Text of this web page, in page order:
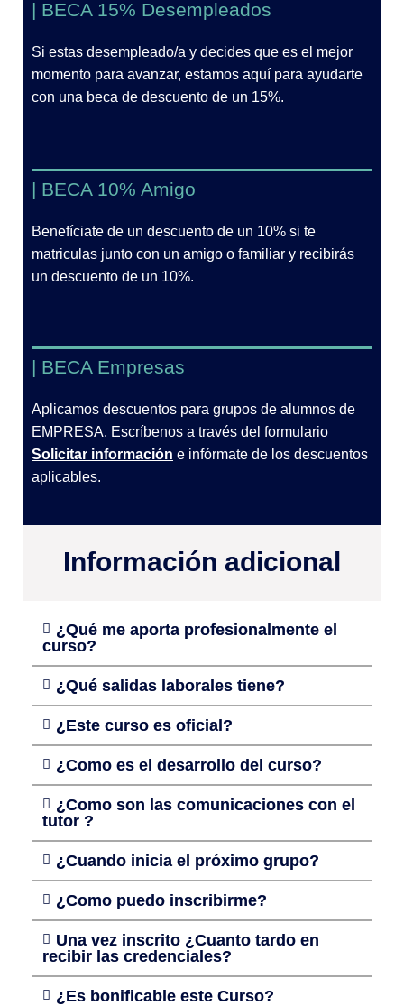
| BECA 15% Desempleados
Si estas desempleado/a y decides que es el mejor
momento para avanzar, estamos aquí para ayudarte
con una beca de descuento de un 15%.
| BECA 10% Amigo
Benefíciate de un descuento de un 10% si te
matriculas junto con un amigo o familiar y recibirás
un descuento de un 10%.
| BECA Empresas
Aplicamos descuentos para grupos de alumnos de
EMPRESA. Escríbenos a través del formulario
Solicitar información e infórmate de los descuentos
aplicables.
Información adicional
¿Qué me aporta profesionalmente el
curso?
¿Qué salidas laborales tiene?
¿Este curso es oficial?
¿Como es el desarrollo del curso?
¿Como son las comunicaciones con el
tutor ?
¿Cuando inicia el próximo grupo?
¿Como puedo inscribirme?
Una vez inscrito ¿Cuanto tardo en
recibir las credenciales?
¿Es bonificable este Curso?